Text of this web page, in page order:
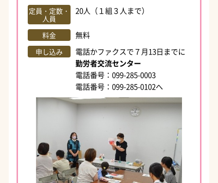
定員・定数・
人員
20人（１組３人まで）
料金 無料
申し込み
電話かファクスで７月13日までに
勤労者交流センター
電話番号：099-285-0003
電話番号：099-285-0102へ